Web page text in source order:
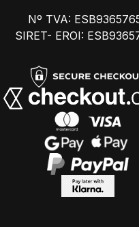
Nº TVA:
SIRET- EROI: